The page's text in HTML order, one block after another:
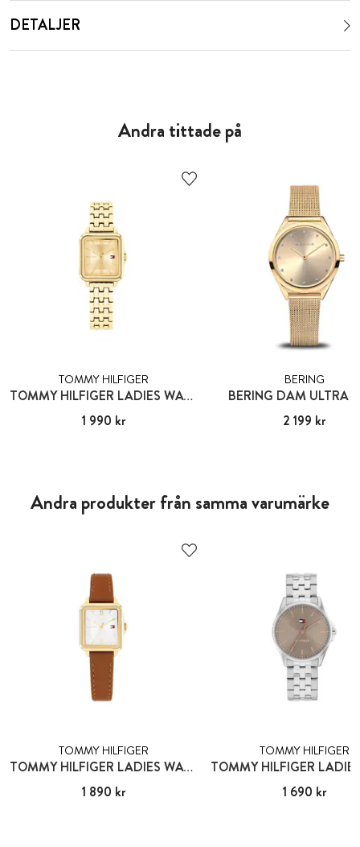
DETALJER
Andra tittade på
TOMMY HILFIGER
TOMMY HILFIGER LADIES WATCH
Pris :1 990 kr
1 990 kr
BERING
BERING DAM ULTRA
Pris :2 199 kr
2 199 kr
Andra produkter från samma varumärke
TOMMY HILFIGER
TOMMY HILFIGER LADIES WATCH
Pris :1 890 kr
1 890 kr
TOMMY HILFIGER
Pris :1 690 kr
1 690 kr